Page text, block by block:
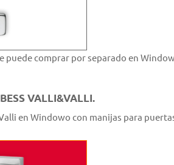
puede comprar por separado en
VALLI&VALLI.
en Windowo con manijas para